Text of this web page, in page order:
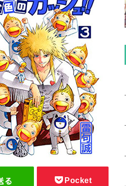
る Pocket